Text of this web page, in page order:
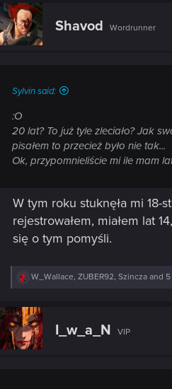
c
t
i
o
Shavod Wordrunner
Sylvin said:
:O
20 lat? To już tyle zleciało? Jak
pisałem to przecież było nie tak...
Ok, przypomnieliście mi ile mam
W tym roku stuknęła mi 18-
rejestrowałem, miałem lat
się o tym pomyśli.
R
c
t
i
o
W_Wallace, ZUBER92, Szincza and
I_w_a_N VIP